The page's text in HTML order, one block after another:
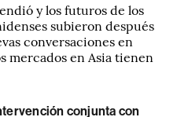
y los futuros de los
subieron después
conversaciones en
mercados en Asia tienen
conjunta con